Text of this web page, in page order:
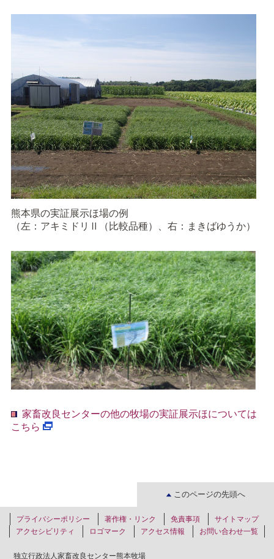
熊本県の実証展示ほ場の例
（左：アキミドリⅡ（比較品種）、右：まきばゆうか）
家畜改良センターの他の牧場の実証展示ほについては
こちら
このページの先頭へ
プライバシーポリシー 著作権・リンク 免責事項
サイトマップ
アクセシビリティ
ロゴマーク アクセス情報 お問い合わせ一覧
独立行政法人家畜改良センター熊本牧場